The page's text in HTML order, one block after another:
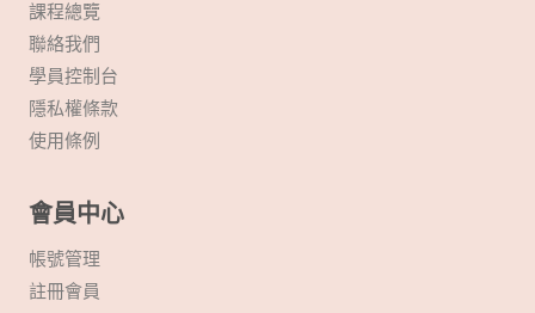
課程總覽
聯絡我們
學員控制台
隱私權條款
使用條例
會員中心
帳號管理
註冊會員